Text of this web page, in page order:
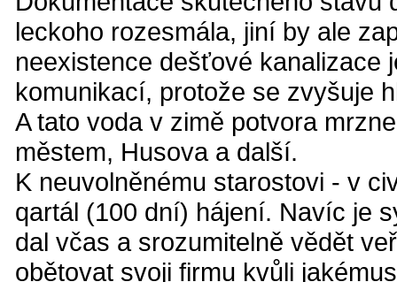
leckoho rozesmála, jiní by ale
neexistence dešťové kanalizace
komunikací, protože se zvyšuje
A tato voda v zimě potvora
městem, Husova a další.
K neuvolněnému starostovi - v
qartál (100 dní) hájení. Navíc je
dal včas a srozumitelně vědět
obětovat svoji firmu kvůli